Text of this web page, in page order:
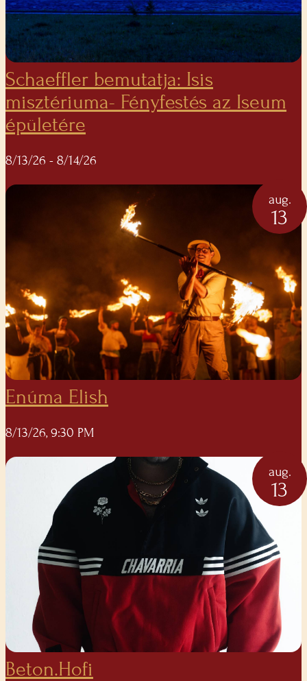
Schaeffler bemutatja: Isis
misztériuma- Fényfestés az Iseum
épületére
8/13/26 - 8/14/26
aug.
13
Enúma Elish
8/13/26, 9:30 PM
aug.
13
Beton.Hofi